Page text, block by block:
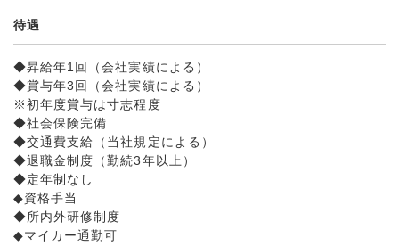
待遇
◆昇給年1回（会社実績による）
◆賞与年3回（会社実績による）
※初年度賞与は寸志程度
◆社会保険完備
◆交通費支給（当社規定による）
◆退職金制度（勤続3年以上）
◆定年制なし
◆資格手当
◆所内外研修制度
◆マイカー通勤可